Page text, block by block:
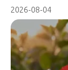
2026-08-04